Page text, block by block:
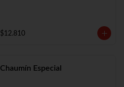
$12.810
Chaumín Especial